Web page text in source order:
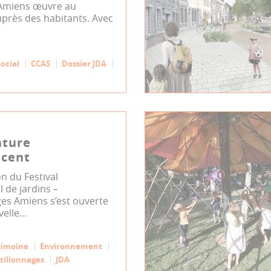
œuvre au
des habitants. Avec
CCAS Dossier JDA
du Festival
de jardins –
Amiens s’est ouverte
Environnement
JDA